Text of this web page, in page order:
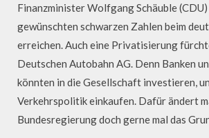
Finanzminister Wolfgang Schäuble
gewünschten schwarzen Zahlen beim
erreichen. Auch eine Privatisierung
Deutschen Autobahn AG. Denn Banken
könnten in die Gesellschaft investieren,
Verkehrspolitik einkaufen. Dafür ändert
Bundesregierung doch gerne mal das